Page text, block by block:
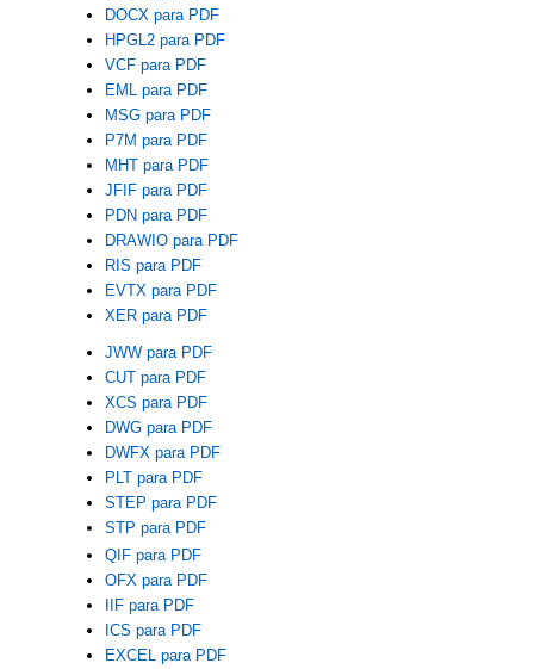
DOCX para PDF
HPGL2 para PDF
VCF para PDF
EML para PDF
MSG para PDF
P7M para PDF
MHT para PDF
JFIF para PDF
PDN para PDF
DRAWIO para PDF
RIS para PDF
EVTX para PDF
XER para PDF
JWW para PDF
CUT para PDF
XCS para PDF
DWG para PDF
DWFX para PDF
PLT para PDF
STEP para PDF
STP para PDF
QIF para PDF
OFX para PDF
IIF para PDF
ICS para PDF
EXCEL para PDF